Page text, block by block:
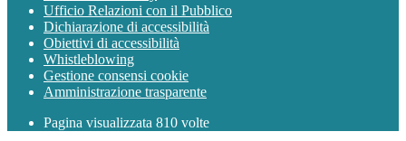
Ufficio Relazioni con il Pubblico
Dichiarazione di accessibilità
Obiettivi di accessibilità
Whistleblowing
Gestione consensi cookie
Amministrazione trasparente
Pagina visualizzata 810 volte